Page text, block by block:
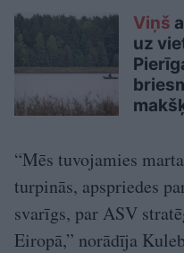
Viņš
uz
“Mēs tuvojamies
turpinās, apspriedes
svarīgs, par ASV
Eiropā,” norādīja